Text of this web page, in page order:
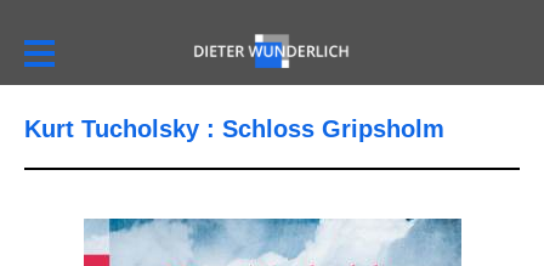
Kurt Tucholsky : Schloss Gripsholm